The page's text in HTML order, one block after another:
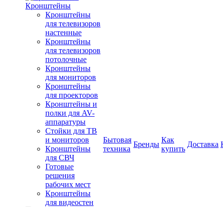
Кронштейны
Кронштейны
для телевизоров
настенные
Кронштейны
для телевизоров
потолочные
Кронштейны
для мониторов
Кронштейны
для проекторов
Кронштейны и
полки для AV-
аппаратуры
Стойки для ТВ
и мониторов
Кронштейны
для СВЧ
Готовые
решения
рабочих мест
Кронштейны
для видеостен
Бытовая
техника
Бренды
Как
купить
Доставка